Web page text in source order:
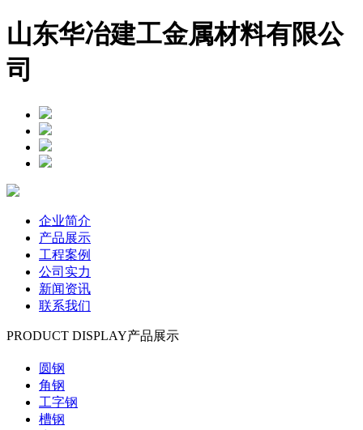
山东华冶建工金属材料有限公
司
企业简介
产品展示
工程案例
公司实力
新闻资讯
联系我们
PRODUCT DISPLAY产品展示
圆钢
角钢
工字钢
槽钢